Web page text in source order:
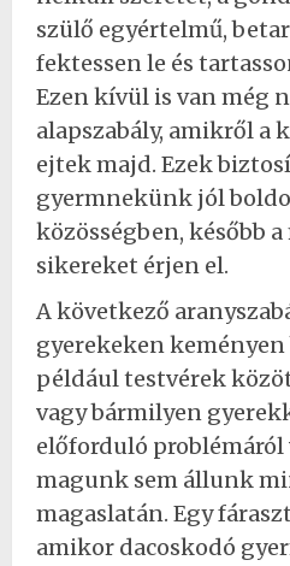
szülő egyértelmű,
fektessen le és
Ezen kívül is van még
alapszabály, amikről a
ejtek majd. Ezek
gyermnekünk jól
közösségben, később
sikereket érjen el.
A következő
gyerekeken
például testvérek
vagy bármilyen
előforduló problémáról
magunk sem állunk
magaslatán. Egy
amikor dacoskodó